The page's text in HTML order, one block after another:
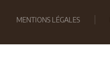
MENTIONS LÉGALES